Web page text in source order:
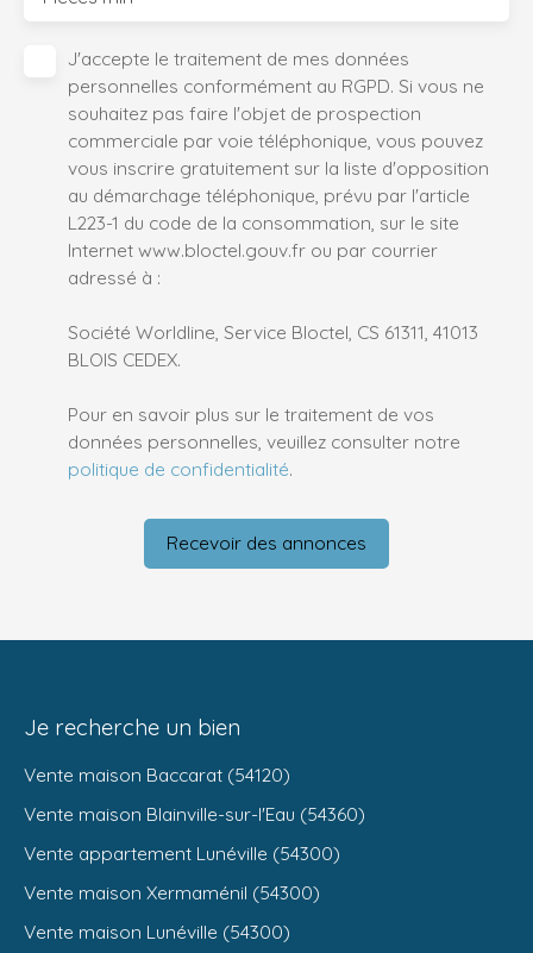
J'accepte le traitement de mes données
personnelles conformément au RGPD. Si vous ne
souhaitez pas faire l'objet de prospection
commerciale par voie téléphonique, vous pouvez
vous inscrire gratuitement sur la liste d'opposition
au démarchage téléphonique, prévu par l'article
L223-1 du code de la consommation, sur le site
Internet www.bloctel.gouv.fr ou par courrier
adressé à :
Société Worldline, Service Bloctel, CS 61311, 41013
BLOIS CEDEX.
Pour en savoir plus sur le traitement de vos
données personnelles, veuillez consulter notre
politique de confidentialité.
Recevoir des annonces
Je recherche un bien
Vente maison Baccarat (54120)
Vente maison Blainville-sur-l'Eau (54360)
Vente appartement Lunéville (54300)
Vente maison Xermaménil (54300)
Vente maison Lunéville (54300)